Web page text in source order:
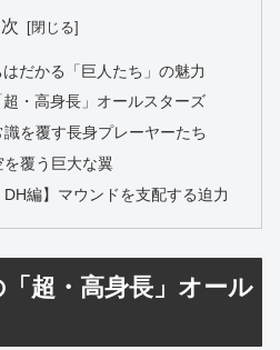
だかる「巨人たち」の魅力
・高身長」オールスターズ
識を覆す長身プレーヤーたち
を覆う巨大な翼
DH編】マウンドを支配する迫力
超・高身長」オール